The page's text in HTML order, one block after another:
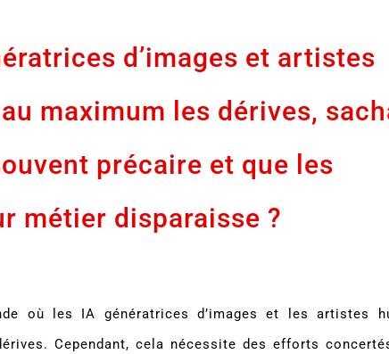
d’images et artistes
maximum les dérives,
précaire et que les
métier disparaisse ?
où les IA génératrices d’images et les artistes
Cependant, cela nécessite des efforts